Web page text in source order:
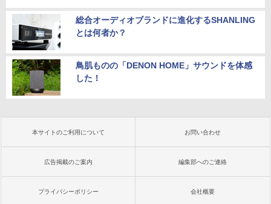
総合オーディオブランドに進化するSHANLING
とは何者か？
鳥肌ものの「DENON HOME」サウンドを体感
した！
本サイトのご利用について お問い合わせ
広告掲載のご案内 編集部へのご連絡
プライバシーポリシー 会社概要